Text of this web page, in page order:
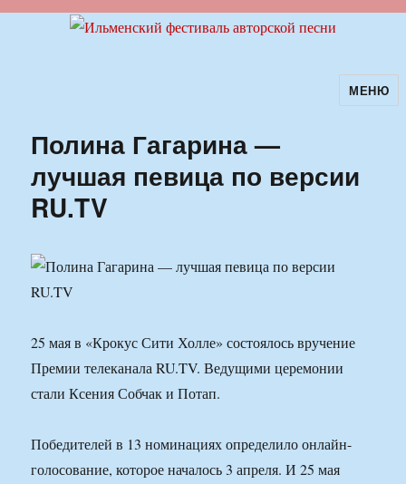
Ильменский фестиваль авторскойМЕНЮ
Полина Гагарина —
лучшая певица по версии
RU.TV
25 мая в «Крокус Сити Холле» состоялось вручение
Премии телеканала RU.TV. Ведущими церемонии
стали Ксения Собчак и Потап.
Победителей в 13 номинациях определило онлайн-
голосование, которое началось 3 апреля. И 25 мая